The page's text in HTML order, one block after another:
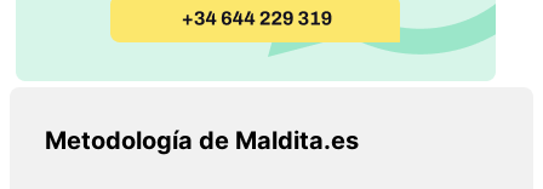
Metodología de Maldita.es